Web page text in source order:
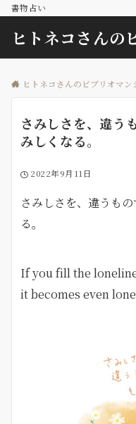
書物占い
ヒトネコさんの
ヒトネコさんのビブリオマン
さみしさを、違う
みしくなる。
2022年9月11日
さみしさを、違うも
る。
If you fill the
it becomes even